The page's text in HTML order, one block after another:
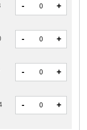
- +
- +
- +
- +